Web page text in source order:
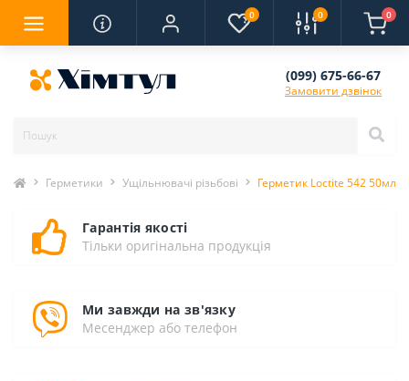
0 0 0
(099) 675-66-67
Замовити дзвінок
Герметики Ущільнювачі різьбові Герметик Loctite 542 50мл
Гарантія якості
Тільки оригінальна продукція
Ми завжди на зв'язку
Месенджер або телефон